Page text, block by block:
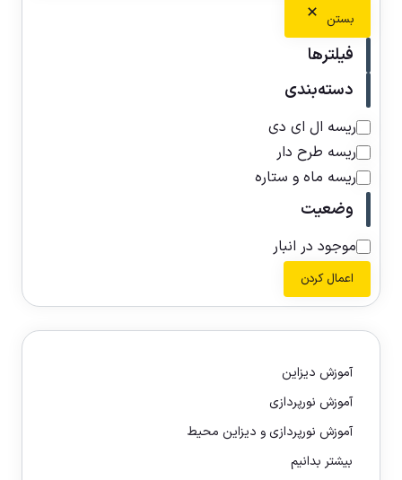
بستن
فیلترها
دسته‌بندی
ریسه ال ای دی
ریسه طرح دار
ریسه ماه و ستاره
وضعیت
موجود در انبار
اعمال کردن
آموزش دیزاین
آموزش نورپردازی
آموزش نورپردازی و دیزاین محیط
بیشتر بدانیم